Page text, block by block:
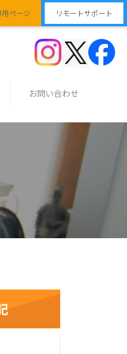
ページ リモートサポート
お問い合わせ